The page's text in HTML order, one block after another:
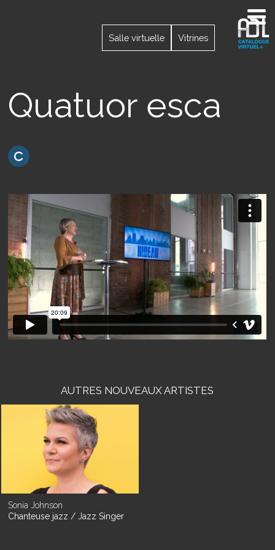
Salle virtuelle Vitrines
Quatuor esca
AUTRES NOUVEAUX ARTISTES
Sonia Johnson
Chanteuse jazz / Jazz Singer